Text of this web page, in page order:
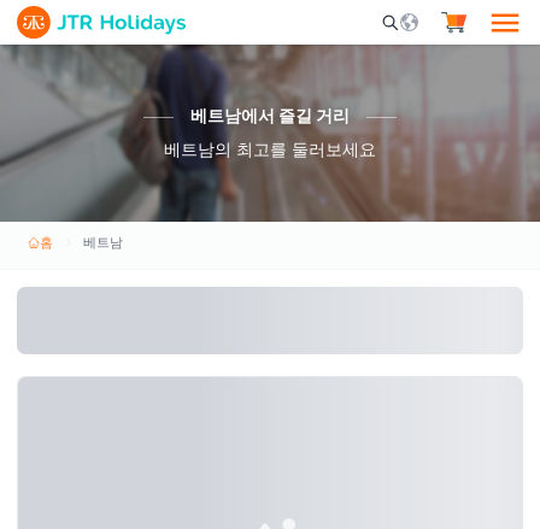
Mobile Search
베트남에서 즐길 거리
베트남의 최고를 둘러보세요
홈 베트남